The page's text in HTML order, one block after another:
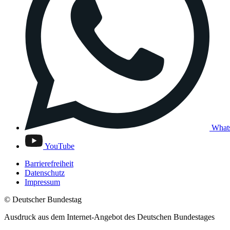
YouTube
Barrierefreiheit
Datenschutz
Impressum
© Deutscher Bundestag
Ausdruck aus dem Internet-Angebot des Deutschen Bundestages